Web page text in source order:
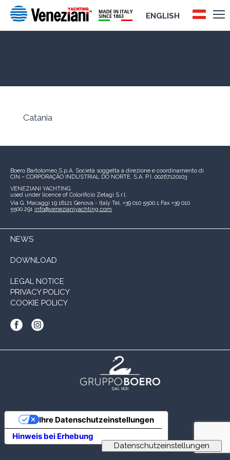
ENGLISH
Catania
Boero Bartolomeo S.p.A. Società soggetta a direzione e coordinamento di
CIN – CORPORAÇÃO INDUSTRIAL DO NORTE, S.A. P.I. 00267120103
VENEZIANI YACHTING
used under licence of Colorificio Zetagi S.r.l.
Via G. Macaggi 19 16121 Genova - Italy Tel. +39 010 5500.1 Fax +39 010
5500.291 info@venezianiyachting.com
NEWS
DOWNLOAD
LEGAL NOTICE
PRIVACY POLICY
COOKIE POLICY
Hinweis bei Erhebung
Ihre Datenschutzeinstellungen